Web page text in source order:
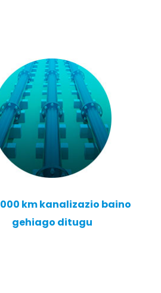
km kanalizazio baino
gehiago ditugu